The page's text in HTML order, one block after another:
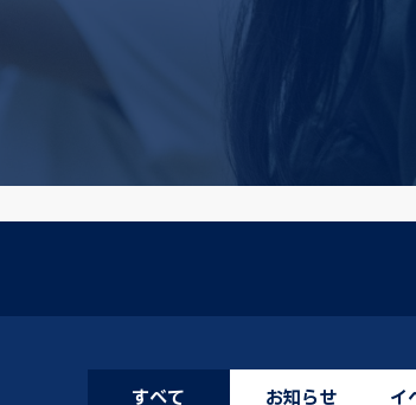
すべて お知らせ イ